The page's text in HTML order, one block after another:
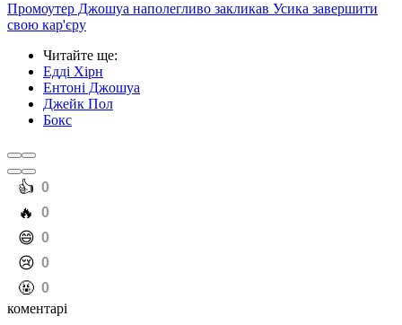
Промоутер Джошуа наполегливо закликав Усика завершити
свою кар'єру
Читайте ще:
Едді Хірн
Ентоні Джошуа
Джейк Пол
Бокс
️👍 0
️🔥 0
️😄 0
️😢 0
️🤬 0
коментарі